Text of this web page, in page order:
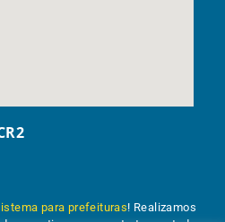
para prefeituras! Realizamos